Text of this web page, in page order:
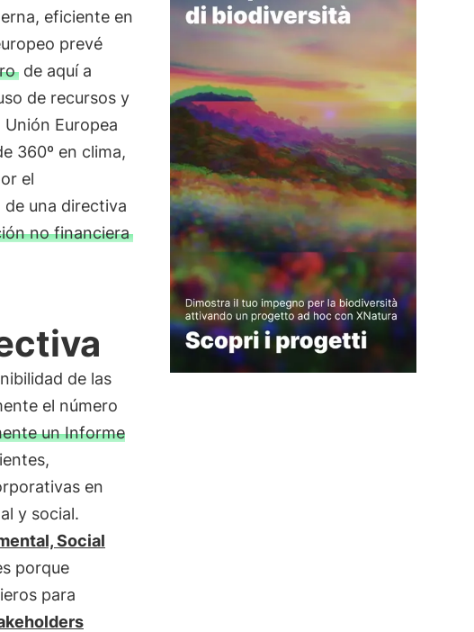
eficiente en
prevé
de aquí a
de recursos y
Europea
360º en clima,
el
de una directiva
no financiera
de las
el número
un Informe
en
y social.
Social
porque
para